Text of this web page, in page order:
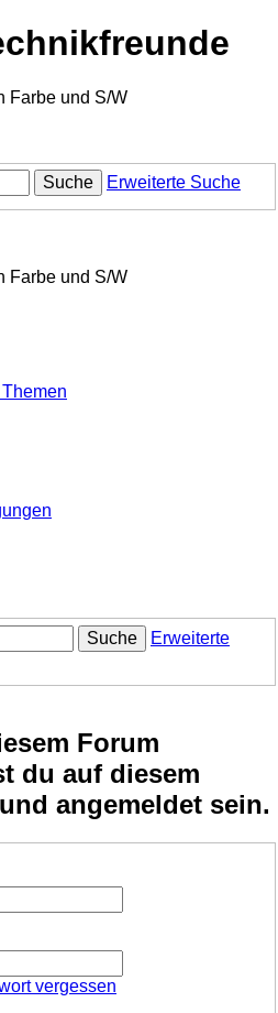
Farbe und S/W
Suche Erweiterte Suche
Farbe und S/W
Suche
Erweiterte
Forum
du auf diesem
angemeldet sein.
vergessen